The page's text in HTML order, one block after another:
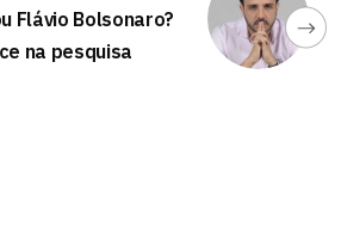
Flávio Bolsonaro?
na pesquisa